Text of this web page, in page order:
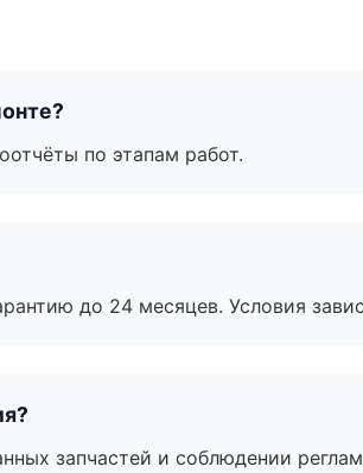
по этапам работ.
до 24 месяцев. Условия
запчастей и соблюдении